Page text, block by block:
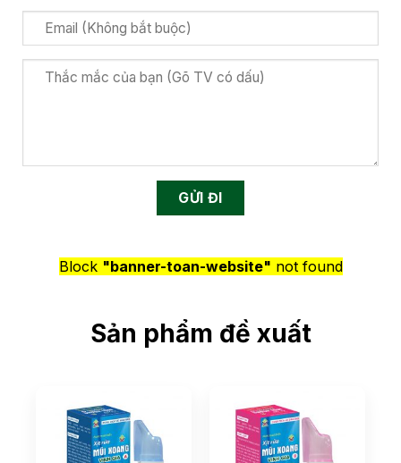
Block "banner-toan-website" not found
Sản phẩm đề xuất